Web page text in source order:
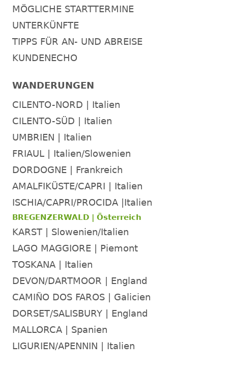
MÖGLICHE STARTTERMINE
UNTERKÜNFTE
TIPPS FÜR AN- UND ABREISE
KUNDENECHO
WANDERUNGEN
CILENTO-NORD | Italien
CILENTO-SÜD | Italien
UMBRIEN | Italien
FRIAUL | Italien/Slowenien
DORDOGNE | Frankreich
AMALFIKÜSTE/CAPRI | Italien
ISCHIA/CAPRI/PROCIDA |Italien
BREGENZERWALD | Österreich
KARST | Slowenien/Italien
LAGO MAGGIORE | Piemont
TOSKANA | Italien
DEVON/DARTMOOR | England
CAMIÑO DOS FAROS | Galicien
DORSET/SALISBURY | England
MALLORCA | Spanien
LIGURIEN/APENNIN | Italien